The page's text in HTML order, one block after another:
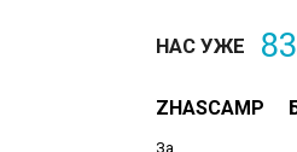
НАС УЖЕ
ZHASCAMP
Заң